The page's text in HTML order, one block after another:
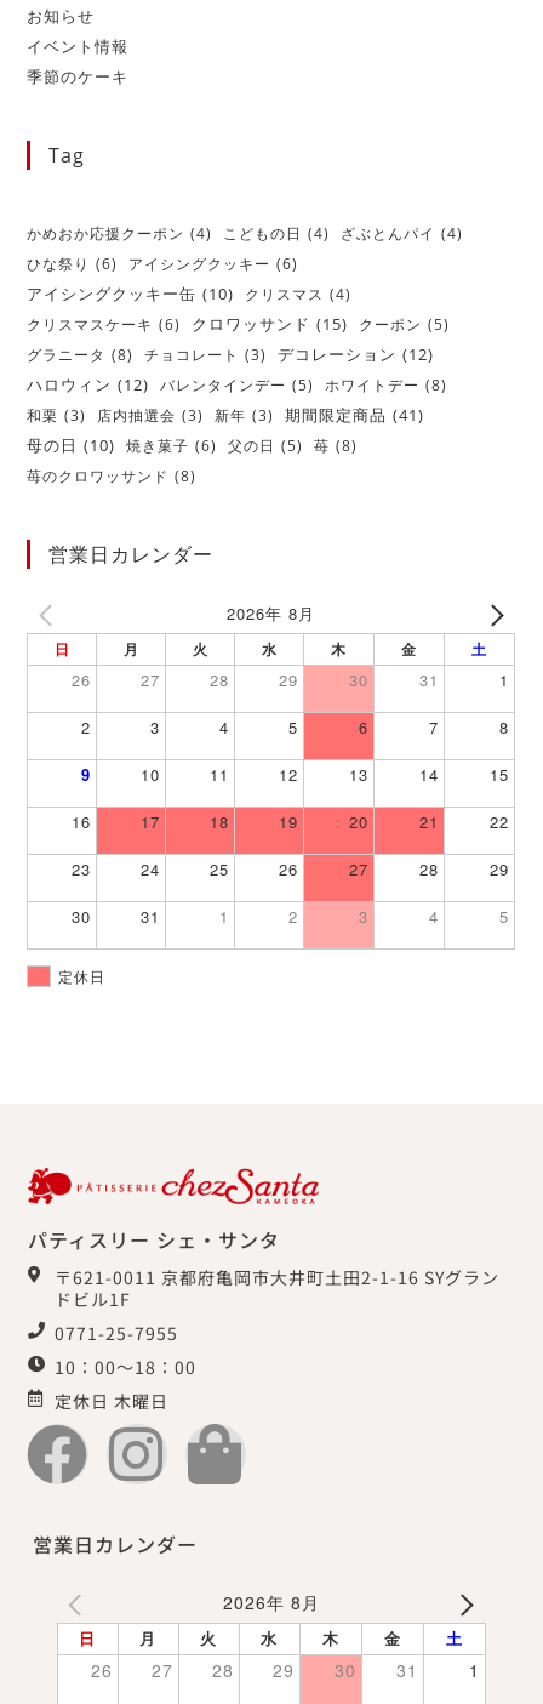
お知らせ
イベント情報
季節のケーキ
Tag
かめおか応援クーポン (4) こどもの日 (4) ざぶとんパイ (4)
ひな祭り (6) アイシングクッキー (6)
アイシングクッキー缶 (10) クリスマス (4)
クリスマスケーキ (6) クロワッサンド (15) クーポン (5)
グラニータ (8) チョコレート (3) デコレーション (12)
ハロウィン (12) バレンタインデー (5) ホワイトデー (8)
和栗 (3) 店内抽選会 (3) 新年 (3) 期間限定商品 (41)
母の日 (10) 焼き菓子 (6) 父の日 (5) 苺 (8)
苺のクロワッサンド (8)
営業日カレンダー
2026年 8月
日 月 火 水 木 金 土
26 27 28 29 30 31 1
2 3 4 5 6 7 8
9 10 11 12 13 14 15
16 17 18 19 20 21 22
23 24 25 26 27 28 29
30 31 1 2 3 4 5
定休日
パティスリー シェ・サンタ
〒621-0011 京都府亀岡市大井町土田2-1-16 SYグラン
ドビル1F
0771-25-7955
10：00～18：00
定休日 木曜日
営業日カレンダー
2026年 8月
日 月 火 水 木 金 土
26 27 28 29 30 31 1